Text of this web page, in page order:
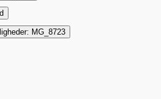
MG_8723